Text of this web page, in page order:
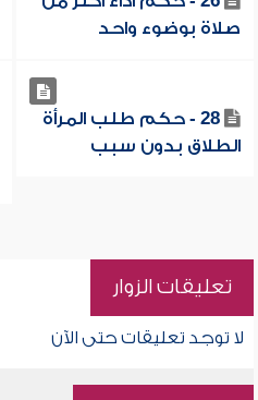
صلاة بوضوء واحد
28 - حكم طلب المرأة
الطلاق بدون سبب
تعليقات الزوار
لا توجد تعليقات حتى الآن